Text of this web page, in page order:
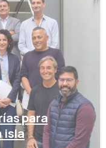
para
isla